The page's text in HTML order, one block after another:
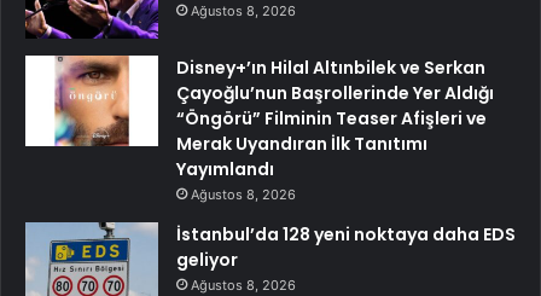
Ağustos 8, 2026
Disney+’ın Hilal Altınbilek ve Serkan
Çayoğlu’nun Başrollerinde Yer Aldığı
“Öngörü” Filminin Teaser Afişleri ve
Merak Uyandıran İlk Tanıtımı
Yayımlandı
Ağustos 8, 2026
İstanbul’da 128 yeni noktaya daha EDS
geliyor
Ağustos 8, 2026